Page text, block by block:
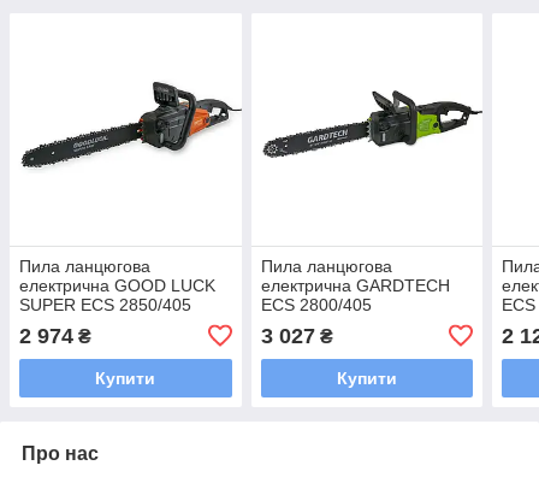
Пила ланцюгова
електрична GOOD LUCK
SUPER ECS 2850/405
2 974 ₴
Купити
Пила ланцюгова
електрична GARDTECH
ECS 2800/405
3 027₴
Купити
2
Про нас